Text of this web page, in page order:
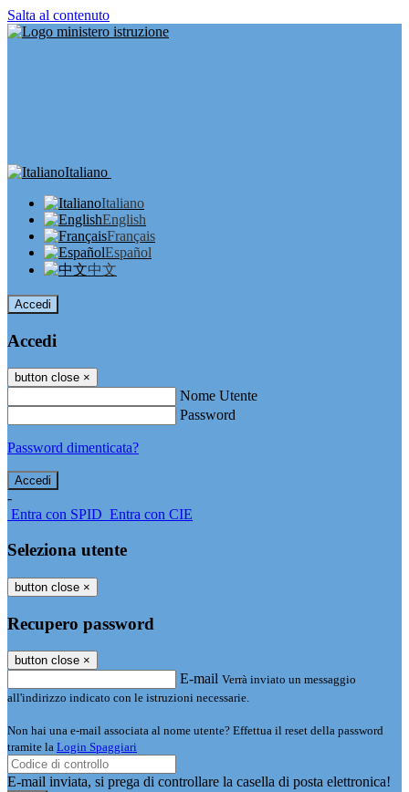
Salta al contenuto
Italiano
Italiano
English
Français
Español
中文
Accedi
Accedi
button close ×
Nome Utente
Password
Password dimenticata?
-
Entra con SPID Entra con CIE
Seleziona utente
button close ×
Recupero password
button close ×
E-mail Verrà inviato un messaggio
all'indirizzo indicato con le istruzioni necessarie.
Non hai una e-mail associata al nome utente? Effettua il reset della password
tramite la Login Spaggiari
E-mail inviata, si prega di controllare la casella di posta elettronica!